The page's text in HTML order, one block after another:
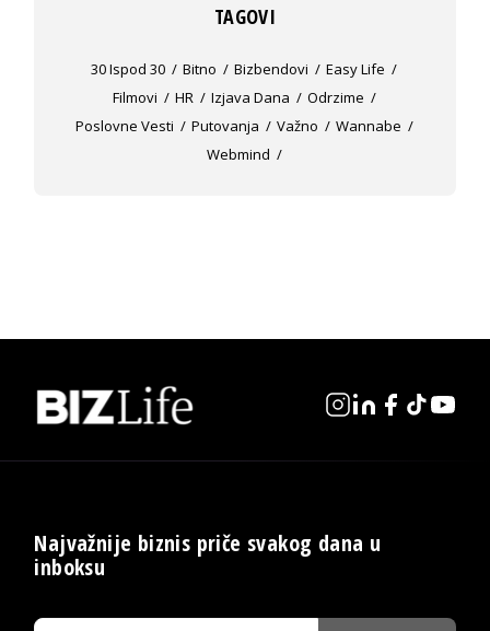
TAGOVI
30 Ispod 30 Bitno Bizbendovi
Easy Life
Filmovi
HR Izjava Dana
Odrzime
Poslovne Vesti
Putovanja Važno
Wannabe
Webmind
Najvažnije biznis priče svakog dana u
inboksu